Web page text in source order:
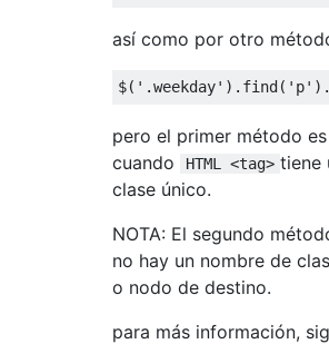
así como por otro
$( '.weekday' ). find( 'p' ).
pero el primer método
cuando
HTML <tag> tiene
clase único.
NOTA: El segundo
no hay un nombre de
o nodo de destino.
para más información,